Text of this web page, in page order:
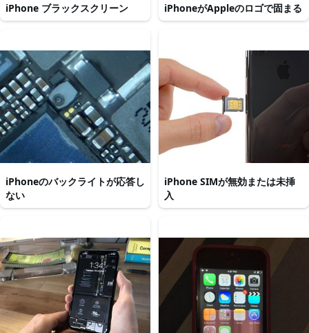
iPhone ブラックスクリーン iPhoneがAppleのロゴで固まる
iPhoneのバックライトが応答し
ない
iPhone SIMが無効または未挿
入